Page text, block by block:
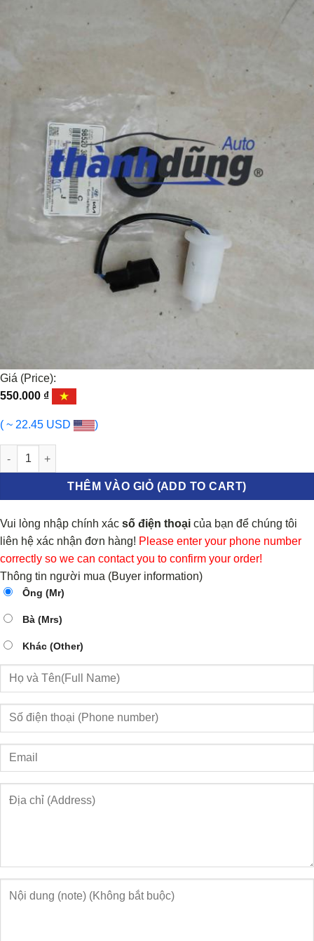
Giá (Price):
550.000 ₫
( ~ 22.45 USD )
CẢM BIẾN MỨC NƯỚC RỬA KÍNH HYUNDAI SANTAFE 2014 |
THÊM VÀO GIỎ (ADD TO CART)
Vui lòng nhập chính xác số điện thoại của bạn để chúng tôi
liên hệ xác nhận đơn hàng! Please enter your phone number
correctly so we can contact you to confirm your order!
Thông tin người mua (Buyer information)
Ông (Mr)
Bà (Mrs)
Khác (Other)